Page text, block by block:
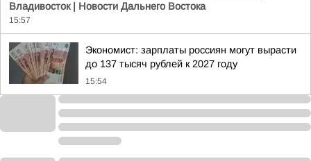
Владивосток | Новости Дальнего Востока
15:57
Экономист: зарплаты россиян могут вырасти
до 137 тысяч рублей к 2027 году
15:54